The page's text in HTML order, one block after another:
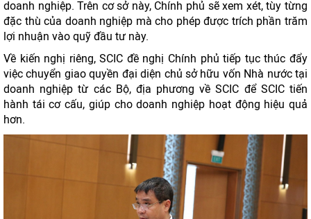
doanh nghiệp. Trên cơ sở này, Chính phủ sẽ xem xét, tùy từng
đặc thù của doanh nghiệp mà cho phép được trích phần trăm
lợi nhuận vào quỹ đầu tư này.
Về kiến nghị riêng, SCIC đề nghị Chính phủ tiếp tục thúc đẩy
việc chuyển giao quyền đại diện chủ sở hữu vốn Nhà nước tại
doanh nghiệp từ các Bộ, địa phương về SCIC để SCIC tiến
hành tái cơ cấu, giúp cho doanh nghiệp hoạt động hiệu quả
hơn.